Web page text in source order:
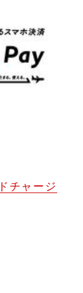
チャージ